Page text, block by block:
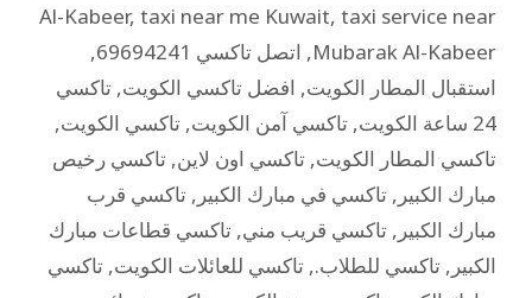
Al-Kabeer, taxi near me Kuwait, taxi service near
Mubarak Al-Kabeer
, اتصل تاكسي 69694241
,
استقبال المطار الكويت, افضل تاكسي الكويت, تاكسي
24 ساعة الكويت
, تاكسي آمن الكويت, تاكسي الكويت,
تاكسي المطار الكويت, تاكسي اون لاين, تاكسي رخيص
مبارك الكبير , تاكسي في مبارك الكبير , تاكسي قرب
مبارك الكبير , تاكسي قريب مني, تاكسي قطاعات مبارك
الكبير , تاكسي للطلاب., تاكسي للعائلات الكويت, تاكسي